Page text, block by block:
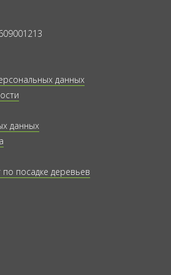
данных
данных
посадке деревьев